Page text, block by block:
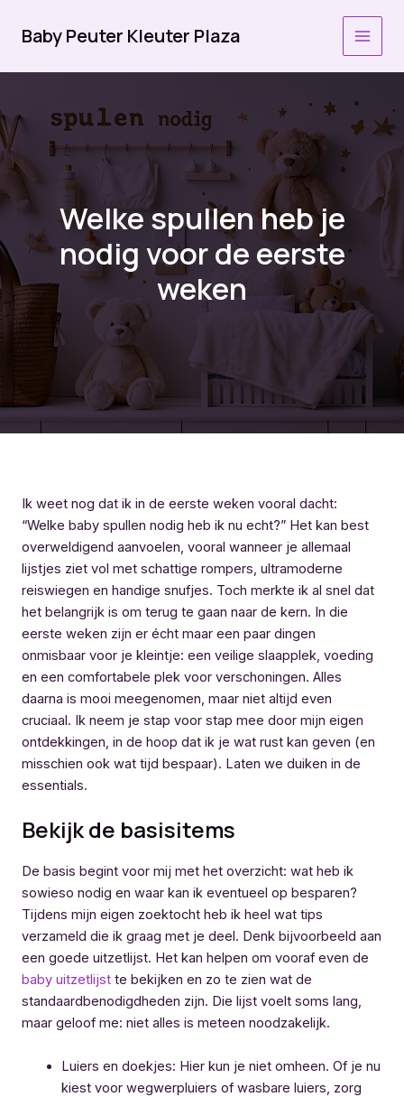
naar
inhoud
Baby Peuter Kleuter Plaza
Welke spullen heb je
nodig voor de eerste
weken
Ik weet nog dat ik in de eerste weken vooral dacht:
“Welke baby spullen nodig heb ik nu echt?” Het kan best
overweldigend aanvoelen, vooral wanneer je allemaal
lijstjes ziet vol met schattige rompers, ultramoderne
reiswiegen en handige snufjes. Toch merkte ik al snel dat
het belangrijk is om terug te gaan naar de kern. In die
eerste weken zijn er écht maar een paar dingen
onmisbaar voor je kleintje: een veilige slaapplek, voeding
en een comfortabele plek voor verschoningen. Alles
daarna is mooi meegenomen, maar niet altijd even
cruciaal. Ik neem je stap voor stap mee door mijn eigen
ontdekkingen, in de hoop dat ik je wat rust kan geven (en
misschien ook wat tijd bespaar). Laten we duiken in de
essentials.
Bekijk de basisitems
De basis begint voor mij met het overzicht: wat heb ik
sowieso nodig en waar kan ik eventueel op besparen?
Tijdens mijn eigen zoektocht heb ik heel wat tips
verzameld die ik graag met je deel. Denk bijvoorbeeld aan
een goede uitzetlijst. Het kan helpen om vooraf even de
baby uitzetlijst te bekijken en zo te zien wat de
standaardbenodigdheden zijn. Die lijst voelt soms lang,
maar geloof me: niet alles is meteen noodzakelijk.
Luiers en doekjes: Hier kun je niet omheen. Of je nu
kiest voor wegwerpluiers of wasbare luiers, zorg